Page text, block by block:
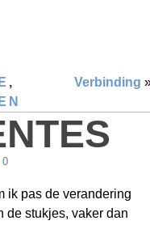
Verbinding
,
0
ik pas de verandering
de stukjes, vaker dan